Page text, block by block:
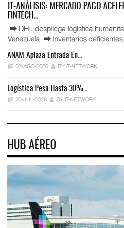
IT-ANÁLISIS: MERCADO PAGO
FINTECH…
⮕ DHL despliega logística
Venezuela ⮕ Inventarios deficientes
ANAM Aplaza Entrada En…
02-AGO-2026 BY IT-NETWORK
Logística Pesa Hasta 30%…
30-JUL-2026 BY IT-NETWORK
HUB AÉREO